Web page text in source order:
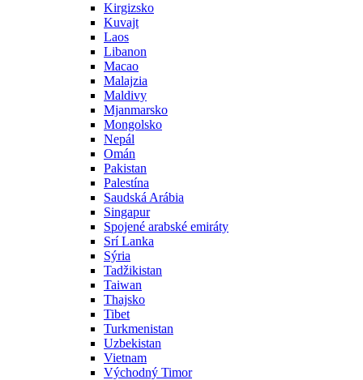
Kirgizsko
Kuvajt
Laos
Libanon
Macao
Malajzia
Maldivy
Mjanmarsko
Mongolsko
Nepál
Omán
Pakistan
Palestína
Saudská Arábia
Singapur
Spojené arabské emiráty
Srí Lanka
Sýria
Tadžikistan
Taiwan
Thajsko
Tibet
Turkmenistan
Uzbekistan
Vietnam
Východný Timor